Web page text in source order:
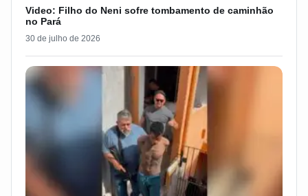
Video: Filho do Neni sofre tombamento de caminhão
no Pará
30 de julho de 2026